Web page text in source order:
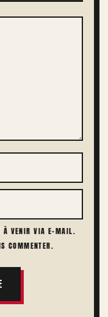
À VENIR VIA E-MAIL.
COMMENTER.